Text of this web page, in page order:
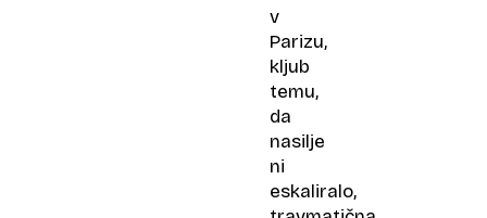
v
Parizu,
kljub
temu,
da
nasilje
ni
eskaliralo,